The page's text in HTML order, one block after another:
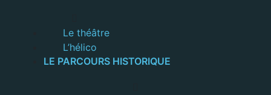
Le théâtre
L’hélico
LE PARCOURS HISTORIQUE